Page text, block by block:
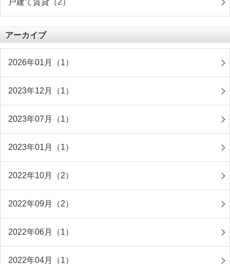
戸建て賃貸（2）
アーカイブ
2026年01月（1）
2023年12月（1）
2023年07月（1）
2023年01月（1）
2022年10月（2）
2022年09月（2）
2022年06月（1）
2022年04月（1）